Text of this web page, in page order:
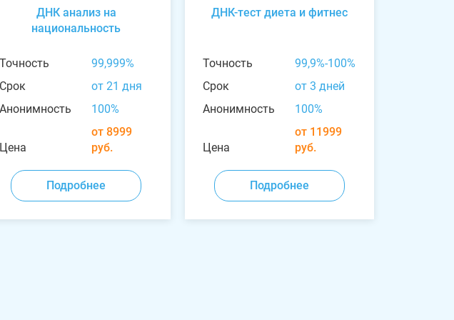
ДНК анализ на
национальность
Точность
99,999%
Срок
от 21 дня
Анонимность
100%
Цена
от 8999
руб.
Подробнее
ДНК-тест диета и фитнес
Точность
99,9%-100%
Срок
от 3 дней
Анонимность
100%
Цена
от 11999
руб.
Подробнее